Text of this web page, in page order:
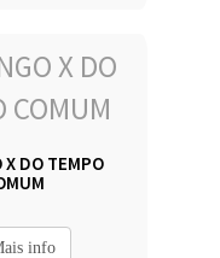
X DO TEMPO
info